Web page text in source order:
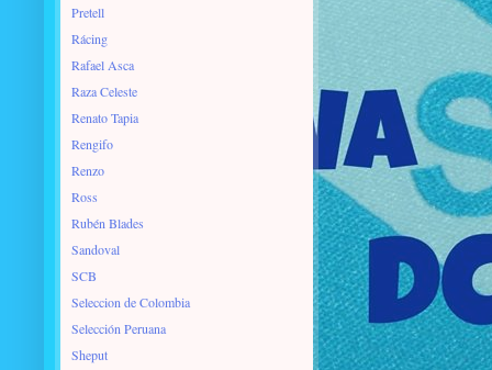
Pretell
Rácing
Rafael Asca
Raza Celeste
Renato Tapia
Rengifo
Renzo
Ross
Rubén Blades
Sandoval
SCB
Seleccion de Colombia
Selección Peruana
Sheput